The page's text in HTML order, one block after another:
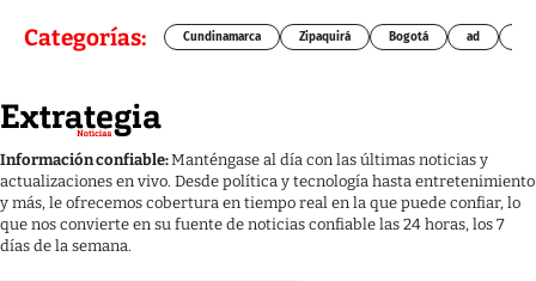
Categorías: Cundinamarca Zipaquirá Bogotá ad
Información confiable:Manténgase al día con las últimas noticias y
actualizaciones en vivo. Desde política y tecnología hasta entretenimiento
y más, le ofrecemos cobertura en tiempo real en la que puede confiar, lo
que nos convierte en su fuente de noticias confiable las 24 horas, los 7
días de la semana.